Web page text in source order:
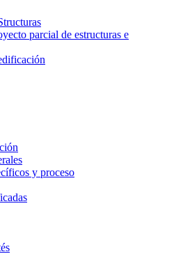
parcial de estructuras e
y proceso